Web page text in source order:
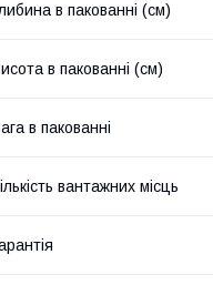
в пакованні (см)
в пакованні (см)
в пакованні
вантажних місць